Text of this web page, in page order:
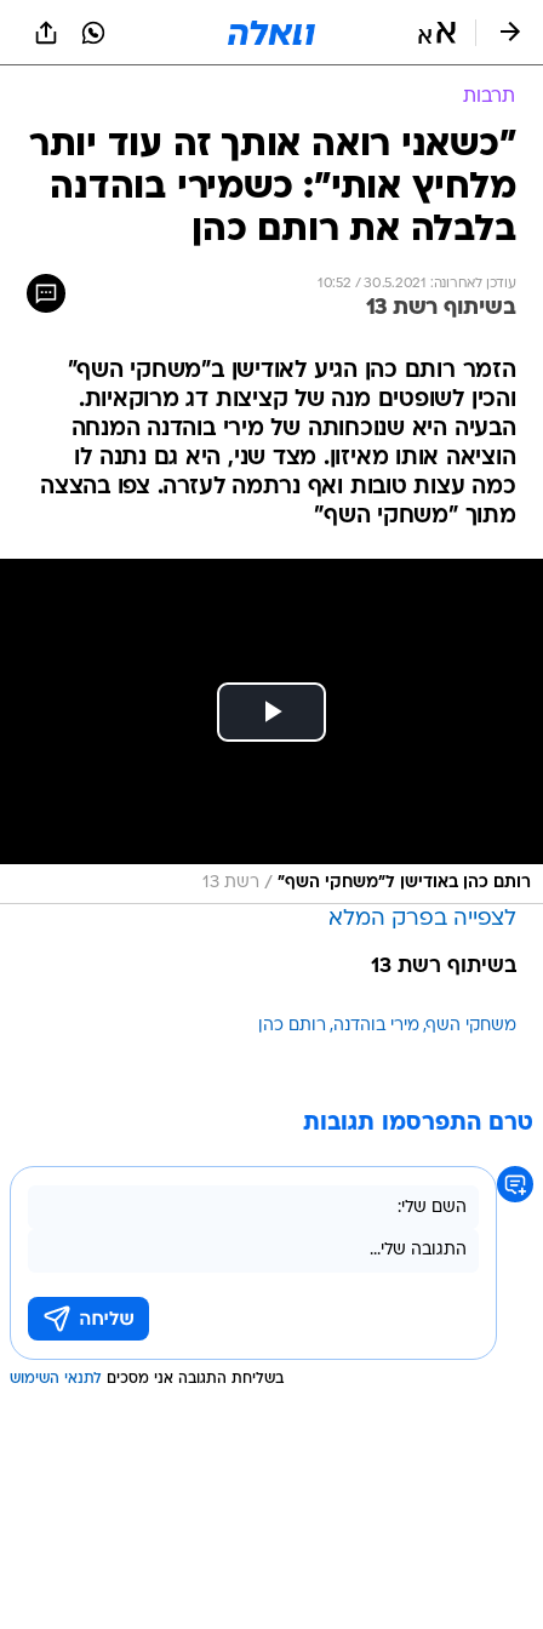
תרבות
"כשאני רואה אותך זה עוד יותר
מלחיץ אותי": כשמירי בוהדנה
בלבלה את רותם כהן
עודכן לאחרונה: 30.5.2021 / 10:52
בשיתוף רשת 13
הזמר רותם כהן הגיע לאודישן ב"משחקי השף"
והכין לשופטים מנה של קציצות דג מרוקאיות.
הבעיה היא שנוכחותה של מירי בוהדנה המנחה
הוציאה אותו מאיזון. מצד שני, היא גם נתנה לו
כמה עצות טובות ואף נרתמה לעזרה. צפו בהצצה
מתוך "משחקי השף"
רותם כהן באודישן ל"משחקי השף" / רשת 13
לצפייה בפרק המלא
בשיתוף רשת 13
משחקי השף מירי בוהדנה רותם כהן
טרם התפרסמו תגובות
בשליחת התגובה אני מסכים לתנאי השימוש